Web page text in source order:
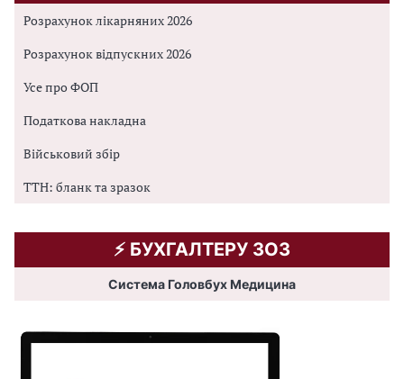
Розрахунок лікарняних 2026
Розрахунок відпускних 2026
Усе про ФОП
Податкова накладна
Військовий збір
ТТН: бланк та зразок
⚡️ БУХГАЛТЕРУ ЗОЗ
Система Головбух Медицина